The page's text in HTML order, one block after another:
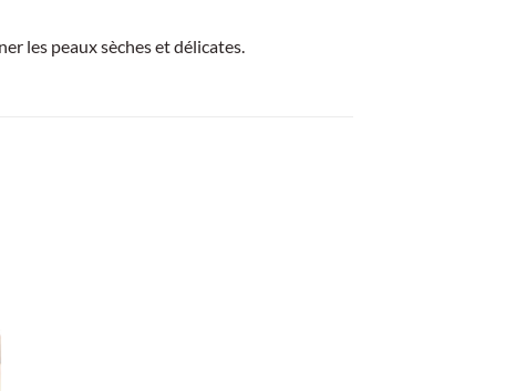
les peaux sèches et délicates.